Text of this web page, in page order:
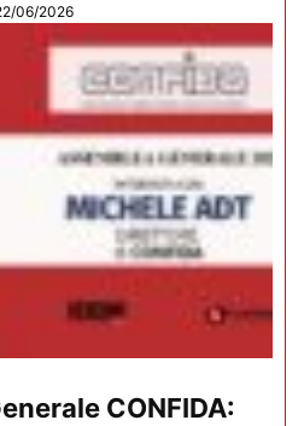
06/2026
CONFIDA: